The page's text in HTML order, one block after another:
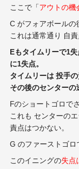
ここで「アウトの機
C がフォアボールの
これは通常通り 自責
Eもタイムリーで1
に1失点。
タイムリーは 投手
その後のセンターの
Fのショートゴロで
これも センターの
責点はつかない。
G のファーストゴロ
このイニングの失点